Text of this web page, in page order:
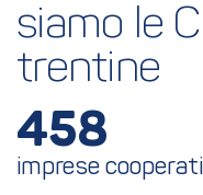
siamo le
trentine
458
imprese